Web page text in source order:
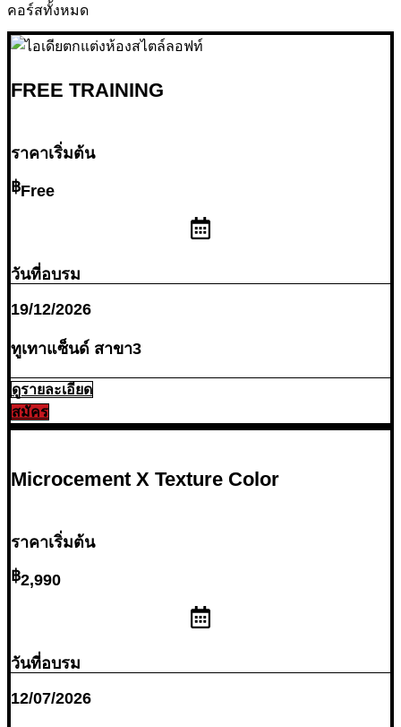
คอร์สทั้งหมด
FREE TRAINING
ราคาเริ่มต้น
Free
วันที่อบรม
19/12/2026
ทูเทาแซ็นด์ สาขา3
ดูรายละเอียด
สมัคร
Microcement X Texture Color
ราคาเริ่มต้น
2,990
วันที่อบรม
12/07/2026